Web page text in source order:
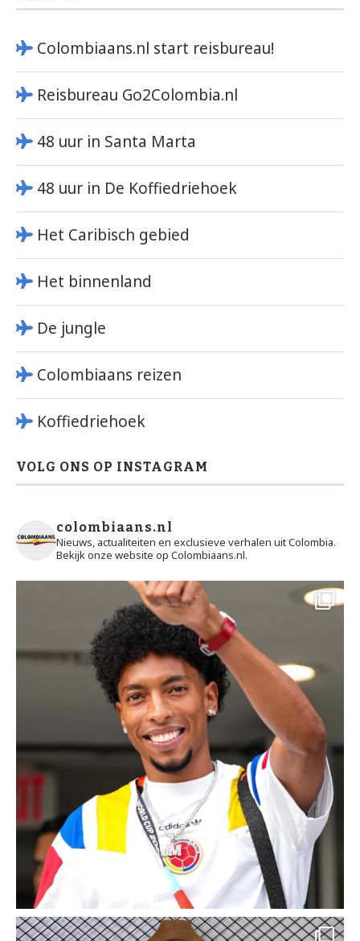
Colombiaans.nl start reisbureau!
Reisbureau Go2Colombia.nl
48 uur in Santa Marta
48 uur in De Koffiedriehoek
Het Caribisch gebied
Het binnenland
De jungle
Colombiaans reizen
Koffiedriehoek
VOLG ONS OP INSTAGRAM
colombiaans.nl
Nieuws, actualiteiten en exclusieve verhalen uit Colombia.
Bekijk onze website op Colombiaans.nl.